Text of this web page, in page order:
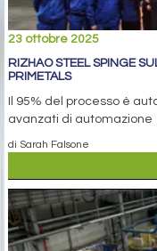
23 ottobre 2025
RIZHAO STEEL SPINGE
PRIMETALS
Il 95% del processo è
avanzati di automazione
di Sarah Falsone